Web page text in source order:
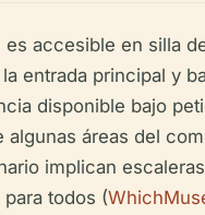
es accesible en silla
entrada principal y
disponible bajo
algunas áreas del
implican
todos (